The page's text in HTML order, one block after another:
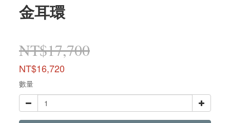
金耳環
NT$17,700
NT$16,720
數量